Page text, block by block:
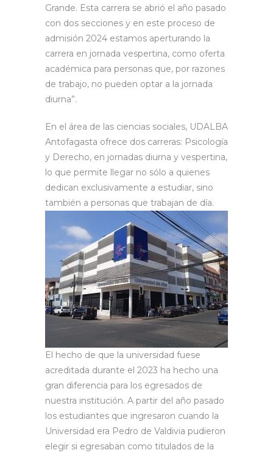
Grande. Esta carrera se abrió el año pasado
con dos secciones y en este proceso de
admisión 2024 estamos aperturando la
carrera en jornada vespertina, como oferta
académica para personas que, por razones
de trabajo, no pueden optar a la jornada
diurna”.
En el área de las ciencias sociales, UDALBA
Antofagasta ofrece dos carreras: Psicología
y Derecho, en jornadas diurna y vespertina,
lo que permite llegar no sólo a quienes
dedican exclusivamente a estudiar, sino
también a personas que trabajan de día.
El hecho de que la universidad fuese
acreditada durante el 2023 ha hecho una
gran diferencia para los egresados de
nuestra institución. A partir del año pasado
los estudiantes que ingresaron cuando la
Universidad era Pedro de Valdivia pudieron
elegir si egresaban como titulados de la